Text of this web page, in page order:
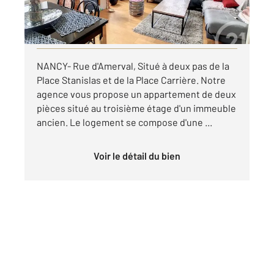
par mois charges comprises
Visiter le site dédié
NANCY- Rue d'Amerval, Situé à deux pas de la
Place Stanislas et de la Place Carrière. Notre
agence vous propose un appartement de deux
pièces situé au troisième étage d'un immeuble
ancien. Le logement se compose d'une ...
Voir le détail du bien